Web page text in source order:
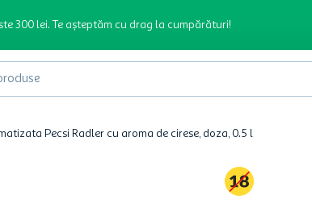
300 lei. Te așteptăm cu drag la cumpărături!
Pecsi Radler cu aroma de cirese, doza, 0.5 l